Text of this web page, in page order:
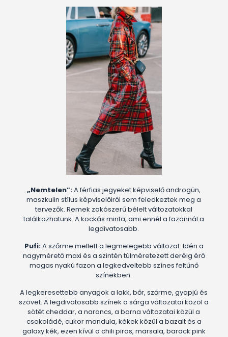
„Nemtelen”:A férfias jegyeket képviselő androgün,
maszkulin stílus képviselőiről sem feledkeztek meg a
tervezők. Remek zakószerű bélelt változatokkal
találkozhatunk. A kockás minta, ami ennél a fazonnál a
legdivatosabb.
Pufi:A szőrme mellett a legmelegebb változat. Idén a
nagymérető maxi és a szintén túlméretezett deréig érő
magas nyakú fazon a legkedveltebb színes feltűnő
színekben.
A legkeresettebb anyagok a lakk, bőr, szőrme, gyapjú és
szövet. A legdivatosabb színek a sárga változatai közöl a
sötét cheddar, a narancs, a barna változatai közül a
csokoládé, cukor mandula, kékek közül a bazalt és a
galaxy kék, ezen kívül a chili piros, marsala, barack pink